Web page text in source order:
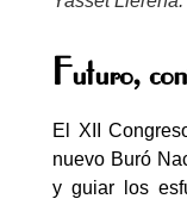
Futuro,
El XII
nuevo Buró
y guiar los